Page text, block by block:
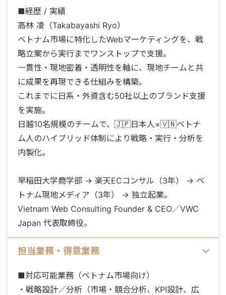
■経歴 / 実績
高林 凌（Takabayashi Ryo）
ベトナム市場に特化したWebマーケティングを、戦
略立案から実行までワンストップで支援。
一貫性・現地密着・透明性を軸に、現地チームと共
に成果を再現できる仕組みを構築。
これまでに日系・外資含む50社以上のブランド支援
を実施。
日越10名規模のチームで、🇯🇵日本人×🇻🇳ベトナ
ム人のハイブリッド体制により戦略・実行・分析を
内製化。
早稲田大学商学部 → 楽天ECコンサル（3年） → ベ
トナム現地メディア（3年） → 独立起業。
Vietnam Web Consulting Founder & CEO／VWC
Japan 代表取締役。
担当業務・得意業務
■対応可能業務（ベトナム市場向け）
・戦略設計／分析（市場・競合分析、KPI設計、広